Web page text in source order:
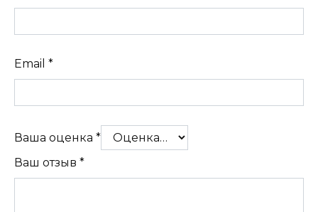
Email *
Ваша оценка *
Ваш отзыв *